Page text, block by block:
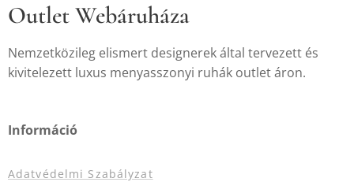
Outlet Webáruháza
Nemzetközileg elismert designerek által tervezett és
kivitelezett luxus menyasszonyi ruhák outlet áron.
Információ
Adatvédelmi Szabályzat